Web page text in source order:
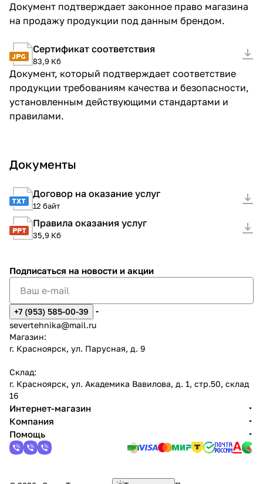
Документ подтверждает законное право магазина
на продажу продукции под данным брендом.
Сертификат соответствия
83,9 Кб
Документ, который подтверждает соответствие
продукции требованиям качества и безопасности,
установленным действующими стандартами и
правилами.
Документы
Договор на оказание услуг
12 байт
Правила оказания услуг
35,9 Кб
Подписаться на новости и акции
+7 (953) 585-00-39
severtehnika@mail.ru
Магазин:
г. Красноярск, ул. Парусная, д. 9
Склад:
г. Красноярск, ул. Академика Вавилова, д. 1, стр.50, склад
16
Интернет-магазин
Компания
Помощь